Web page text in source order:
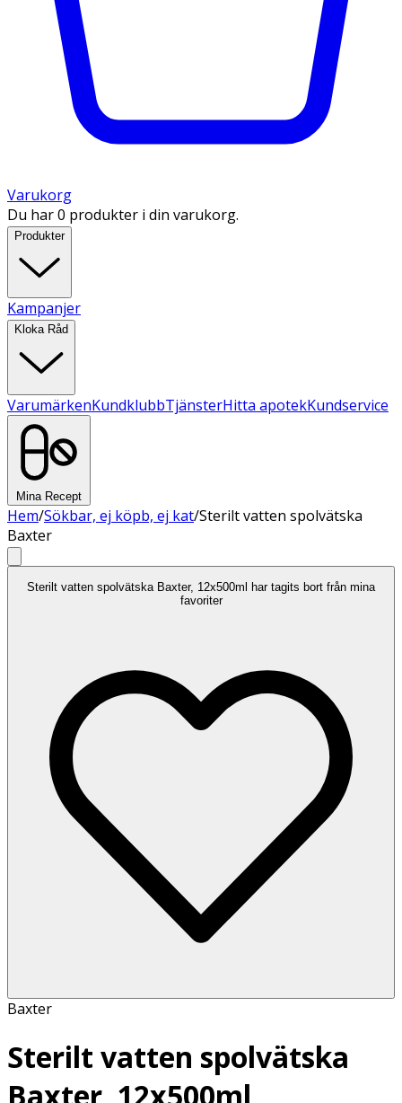
Varukorg
Du har 0 produkter i din varukorg.
Produkter
Kampanjer
Kloka Råd
VarumärkenKundklubbTjänsterHitta apotekKundservice
Mina Recept
Hem/Sökbar, ej köpb, ej kat/Sterilt vatten spolvätska
Baxter
Sterilt vatten spolvätska Baxter, 12x500ml har tagits bort från mina
favoriter
Baxter
Sterilt vatten spolvätska